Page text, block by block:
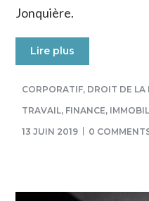
Jonquière.
Lire plus
CORPORATIF, DROIT DE LA
TRAVAIL, FINANCE,
13 JUIN 2019
0